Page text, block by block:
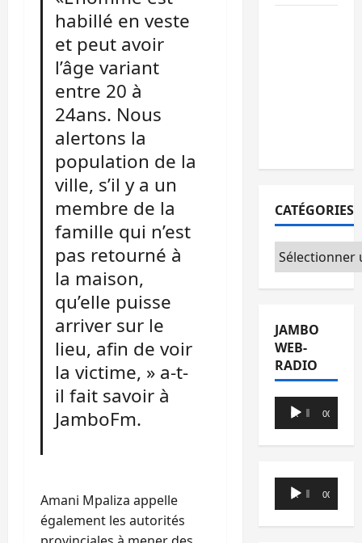
habillé en veste
et peut avoir
l’âge variant
entre 20 à
24ans. Nous
alertons la
population de la
ville, s’il y a un
membre de la
famille qui n’est
pas retourné à
la maison,
qu’elle puisse
arriver sur le
lieu, afin de voir
la victime, » a-t-
il fait savoir à
JamboFm.
Amani Mpaliza appelle
également les autorités
CATÉGORIES
Catégories
JAMBO
WEB-
RADIO
Lecteur
audio
00:00 00:00
Lecteur
audio
00:00 00:00